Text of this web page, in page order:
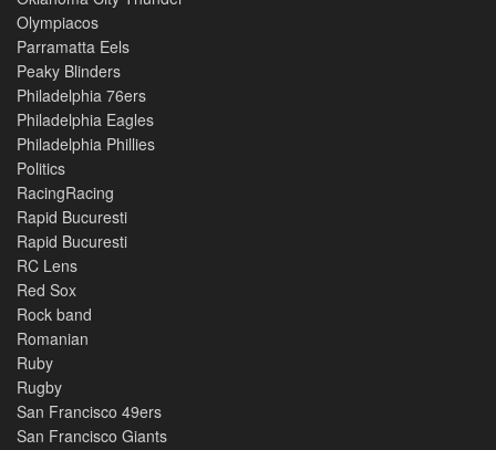
Olympiacos
Parramatta Eels
Peaky Blinders
Philadelphia 76ers
Philadelphia Eagles
Philadelphia Phillies
Politics
RacingRacing
Rapid Bucuresti
Rapid Bucuresti
RC Lens
Red Sox
Rock band
Romanian
Ruby
Rugby
San Francisco 49ers
San Francisco Giants